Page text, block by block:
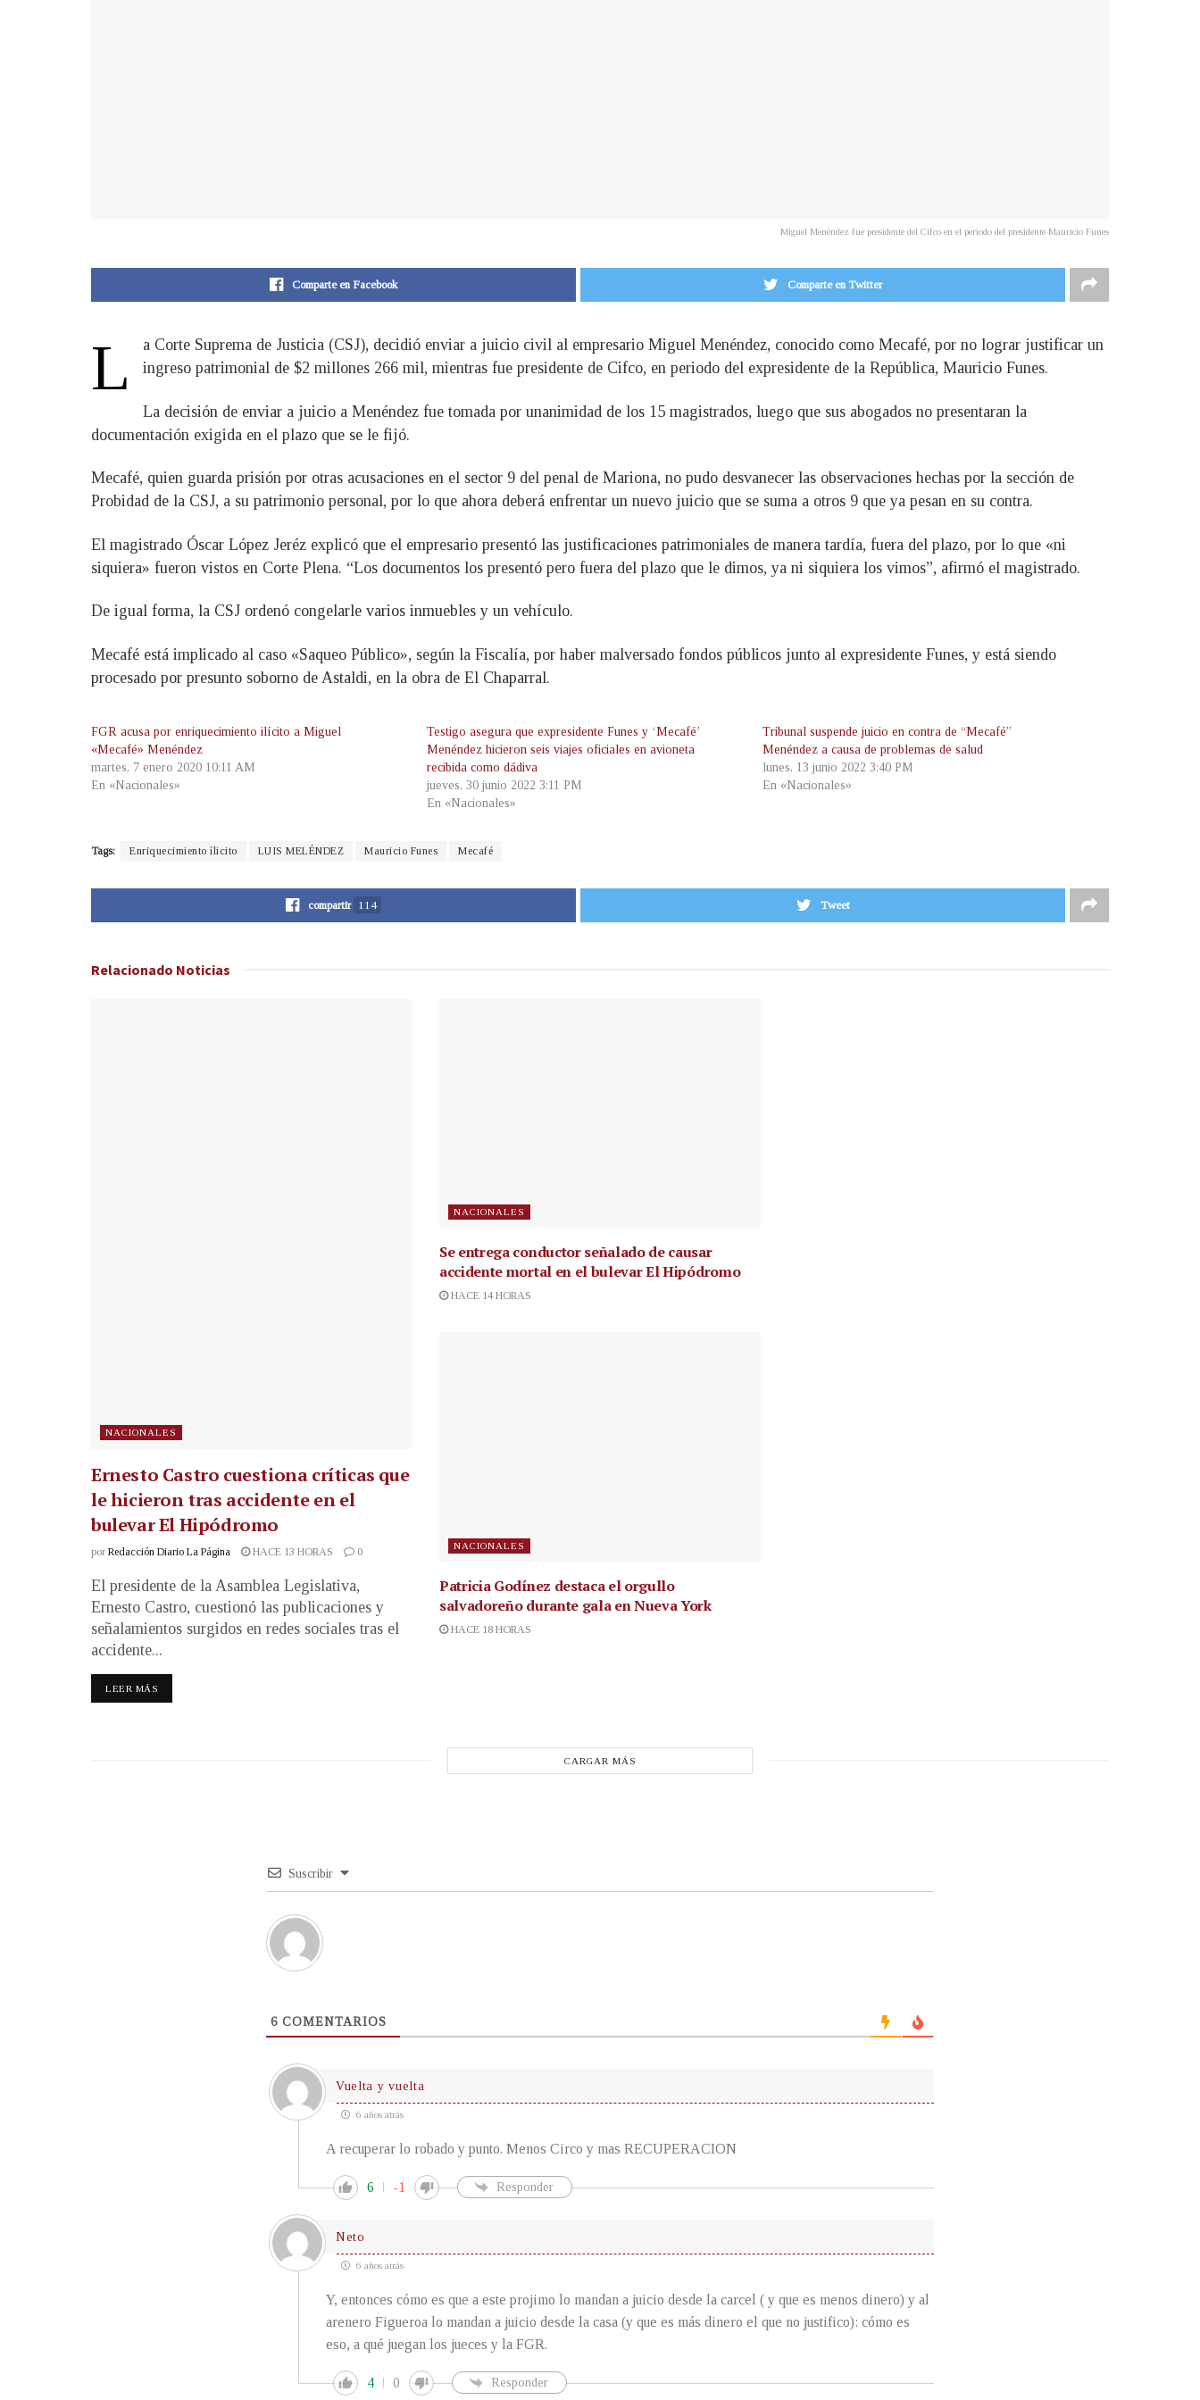
Miguel Menéndez fue presidente del Cifco en el periodo del presidente Mauricio Funes
Comparte en Facebook Comparte en Twitter
L
a Corte Suprema de Justicia (CSJ), decidió enviar a juicio civil al empresario Miguel Menéndez, conocido como Mecafé, por no lograr justificar un
ingreso patrimonial de $2 millones 266 mil, mientras fue presidente de Cifco, en periodo del expresidente de la República, Mauricio Funes.
La decisión de enviar a juicio a Menéndez fue tomada por unanimidad de los 15 magistrados, luego que sus abogados no presentaran la
documentación exigida en el plazo que se le fijó.
Mecafé, quien guarda prisión por otras acusaciones en el sector 9 del penal de Mariona, no pudo desvanecer las observaciones hechas por la sección de
Probidad de la CSJ, a su patrimonio personal, por lo que ahora deberá enfrentar un nuevo juicio que se suma a otros 9 que ya pesan en su contra.
El magistrado Óscar López Jeréz explicó que el empresario presentó las justificaciones patrimoniales de manera tardía, fuera del plazo, por lo que «ni
siquiera» fueron vistos en Corte Plena. “Los documentos los presentó pero fuera del plazo que le dimos, ya ni siquiera los vimos”, afirmó el magistrado.
De igual forma, la CSJ ordenó congelarle varios inmuebles y un vehículo.
Mecafé está implicado al caso «Saqueo Público», según la Fiscalía, por haber malversado fondos públicos junto al expresidente Funes, y está siendo
procesado por presunto soborno de Astaldi, en la obra de El Chaparral.
FGR acusa por enriquecimiento ilícito a Miguel
«Mecafé» Menéndez
martes, 7 enero 2020 10:11 AM
En «Nacionales»
Testigo asegura que expresidente Funes y ‘Mecafé’
Menéndez hicieron seis viajes oficiales en avioneta
recibida como dádiva
jueves, 30 junio 2022 3:11 PM
En «Nacionales»
Tribunal suspende juicio en contra de “Mecafé”
Menéndez a causa de problemas de salud
lunes, 13 junio 2022 3:40 PM
En «Nacionales»
Tags: Enriquecimiento ílicito LUIS MELÉNDEZ Mauricio Funes Mecafé
compartir 114 Tweet
Relacionado Noticias
NACIONALES
Ernesto Castro cuestiona críticas que
le hicieron tras accidente en el
bulevar El Hipódromo
por Redacción Diario La Página HACE 13 HORAS 0
El presidente de la Asamblea Legislativa,
Ernesto Castro, cuestionó las publicaciones y
señalamientos surgidos en redes sociales tras el
accidente...
LEER MÁS
NACIONALES
Se entrega conductor señalado de causar
accidente mortal en el bulevar El Hipódromo
HACE 14 HORAS
NACIONALES
Patricia Godínez destaca el orgullo
salvadoreño durante gala en Nueva York
HACE 18 HORAS
CARGAR MÁS
Suscribir
6 COMENTARIOS
Vuelta y vuelta
6 años atrás
A recuperar lo robado y punto. Menos Circo y mas RECUPERACION
6 -1 Responder
Neto
6 años atrás
Y, entonces cómo es que a este projimo lo mandan a juicio desde la carcel ( y que es menos dinero) y al
arenero Figueroa lo mandan a juicio desde la casa (y que es más dinero el que no justifico): cómo es
eso, a qué juegan los jueces y la FGR.
4 0 Responder